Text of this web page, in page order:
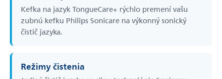
Kefka na jazyk TongueCare+ rýchlo premení vašu
zubnú kefku Philips Sonicare na výkonný sonický
čistič jazyka.
Režimy čistenia